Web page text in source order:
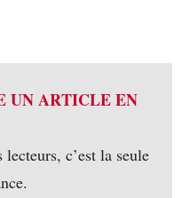
UN ARTICLE EN
c’est la seule